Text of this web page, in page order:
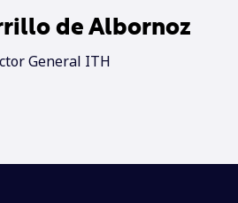
de Albornoz
General ITH